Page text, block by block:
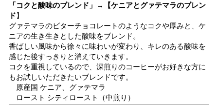
「コクと酸味のブレンド」→【ケニアとグァテマラのブレン
ド】
グァテマラのビターチョコレートのようなコクや厚みと、ケ
ニアの生き生きとした酸味をブレンド。
香ばしい風味から徐々に味わいが変わり、キレのある酸味を
感じた後すっきりと消えていきます。
コクを重視しているので、深煎りのコーヒーがお好きな方に
もお試しいただきたいブレンドです。
原産国 ケニア、グァテマラ
ロースト シティロースト（中煎り）